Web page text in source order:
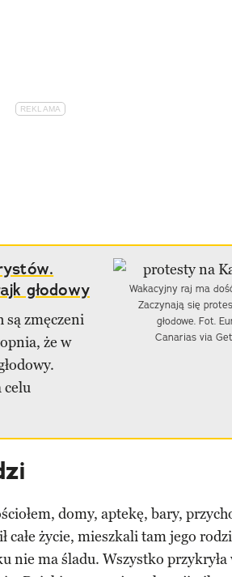
głodowy
są zmęczeni
że w
celu
Wakacyjny raj ma
Zaczynają się
głodowe. Fot.
Canarias via
domy, aptekę, bary,
całe życie, mieszkali tam jego
nie ma śladu. Wszystko przykryła